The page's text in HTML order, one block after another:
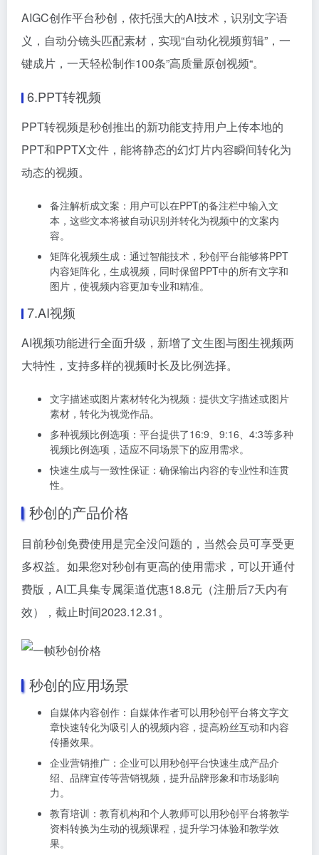
AIGC创作平台秒创，依托强大的AI技术，识别文字语
义，自动分镜头匹配素材，实现“自动化视频剪辑”，一
键成片，一天轻松制作100条”高质量原创视频“。
6.PPT转视频
PPT转视频是秒创推出的新功能支持用户上传本地的
PPT和PPTX文件，能将静态的幻灯片内容瞬间转化为
动态的视频。
备注解析成文案：用户可以在PPT的备注栏中输入文
本，这些文本将被自动识别并转化为视频中的文案内
容。
矩阵化视频生成：通过智能技术，秒创平台能够将PPT
内容矩阵化，生成视频，同时保留PPT中的所有文字和
图片，使视频内容更加专业和精准。
7.AI视频
AI视频功能进行全面升级，新增了文生图与图生视频两
大特性，支持多样的视频时长及比例选择。
文字描述或图片素材转化为视频：提供文字描述或图片
素材，转化为视觉作品。
多种视频比例选项：平台提供了16:9、9:16、4:3等多种
视频比例选项，适应不同场景下的应用需求。
快速生成与一致性保证：确保输出内容的专业性和连贯
性。
秒创的产品价格
目前秒创免费使用是完全没问题的，当然会员可享受更
多权益。如果您对秒创有更高的使用需求，可以开通付
费版，AI工具集专属渠道优惠18.8元（注册后7天内有
效），截止时间2023.12.31。
秒创的应用场景
自媒体内容创作：自媒体作者可以用秒创平台将文字文
章快速转化为吸引人的视频内容，提高粉丝互动和内容
传播效果。
企业营销推广：企业可以用秒创平台快速生成产品介
绍、品牌宣传等营销视频，提升品牌形象和市场影响
力。
教育培训：教育机构和个人教师可以用秒创平台将教学
资料转换为生动的视频课程，提升学习体验和教学效
果。